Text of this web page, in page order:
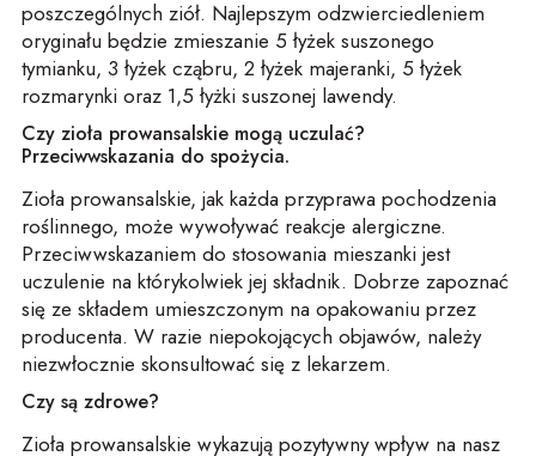
poszczególnych ziół. Najlepszym odzwierciedleniem
oryginału będzie zmieszanie 5 łyżek suszonego
tymianku, 3 łyżek cząbru, 2 łyżek majeranki, 5 łyżek
rozmarynki oraz 1,5 łyżki suszonej lawendy.
Czy zioła prowansalskie mogą uczulać?
Przeciwwskazania do spożycia.
Zioła prowansalskie, jak każda przyprawa pochodzenia
roślinnego, może wywoływać reakcje alergiczne.
Przeciwwskazaniem do stosowania mieszanki jest
uczulenie na którykolwiek jej składnik. Dobrze zapoznać
się ze składem umieszczonym na opakowaniu przez
producenta. W razie niepokojących objawów, należy
niezwłocznie skonsultować się z lekarzem.
Czy są zdrowe?
Zioła prowansalskie wykazują pozytywny wpływ na nasz